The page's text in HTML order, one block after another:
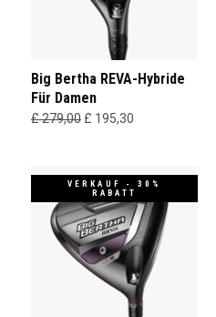
Big Bertha REVA-Hybride
Für Damen
£ 279,00 £ 195,30
VERKAUF - 30%
RABATT